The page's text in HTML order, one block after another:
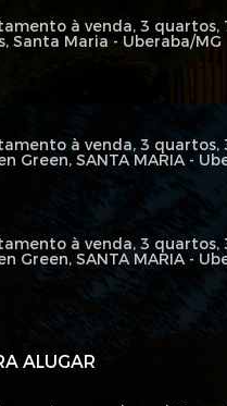
ALUGAR
à venda, 3 quartos,
Santa Maria - Uberaba/MG
à venda, 3 quartos,
Green, SANTA MARIA -
à venda, 3 quartos,
Green, SANTA MARIA -